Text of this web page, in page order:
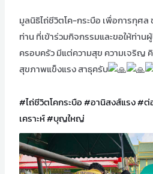
มูลนิธิไถ่ชีวิตโค-กระบือ เพื่อการกุศ
ท่าน ที่เข้าร่วมกิจกรรมและขอให้ท่าน
ครอบครัว มีแต่ความสุข ความเจริญ
สุขภาพแข็งแรง สาธุครับ
#ไถ่ชีวิตโคกระบือ #อานิสงส์แรง#ต่
เคราะห์#บุญใหญ่